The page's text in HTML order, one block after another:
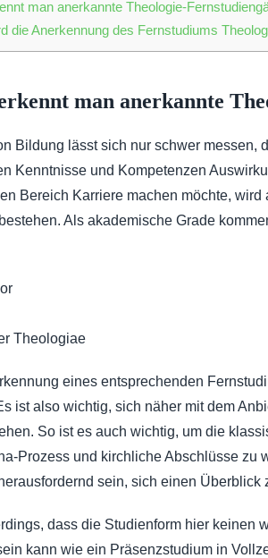
man anerkannte Theologie-
die Anerkennung des Fernstudiums
man anerkannte
Bildung lässt sich nur schwer
Kenntnisse und Kompetenzen
Bereich Karriere machen möchte,
Als akademische Grade
Theologiae
eines entsprechenden
ist also wichtig, sich näher mit dem
So ist es auch wichtig, um die
Prozess und kirchliche Abschlüsse zu
sein, sich einen Überblick
dass die Studienform hier keinen
kann wie ein Präsenzstudium in